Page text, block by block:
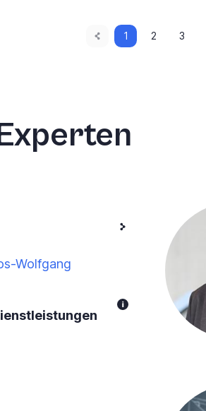
VorherigeAktuelle
Seite
1 Seite
2 Seite
3
Wolfgang